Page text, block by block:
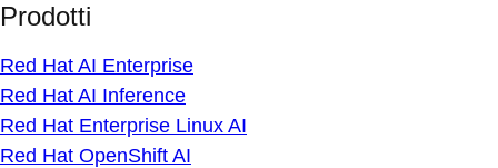
Prodotti
Red Hat AI Enterprise
Red Hat AI Inference
Red Hat Enterprise Linux AI
Red Hat OpenShift AI